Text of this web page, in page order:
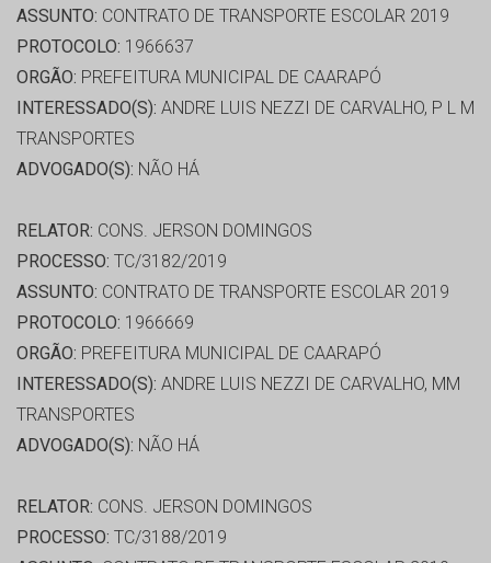
ASSUNTO: CONTRATO DE TRANSPORTE ESCOLAR 2019
PROTOCOLO: 1966637
ORGÃO: PREFEITURA MUNICIPAL DE CAARAPÓ
INTERESSADO(S): ANDRE LUIS NEZZI DE CARVALHO, P L M
TRANSPORTES
ADVOGADO(S): NÃO HÁ
RELATOR: CONS. JERSON DOMINGOS
PROCESSO: TC/3182/2019
ASSUNTO: CONTRATO DE TRANSPORTE ESCOLAR 2019
PROTOCOLO: 1966669
ORGÃO: PREFEITURA MUNICIPAL DE CAARAPÓ
INTERESSADO(S): ANDRE LUIS NEZZI DE CARVALHO, MM
TRANSPORTES
ADVOGADO(S): NÃO HÁ
RELATOR: CONS. JERSON DOMINGOS
PROCESSO: TC/3188/2019